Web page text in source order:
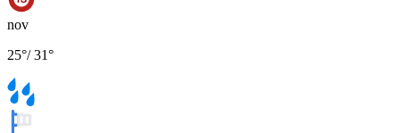
nov
25°/31°